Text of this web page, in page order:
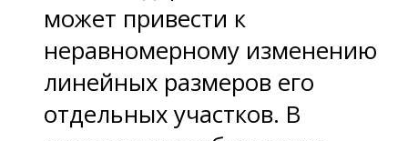
может привести к
неравномерному изменению
линейных размеров его
отдельных участков. В